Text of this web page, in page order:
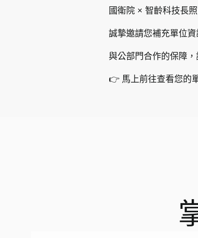
國衛院 × 智齡科技長
誠摯邀請您補充單位
與公部門合作的保障
👉 馬上前往查看您的